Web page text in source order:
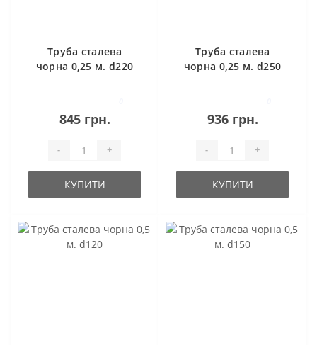
Труба сталева
чорна 0,25 м. d220
845 грн.
- +
КУПИТИ
Труба сталева
чорна 0,25 м. d250
936 грн.
- +
КУПИТИ